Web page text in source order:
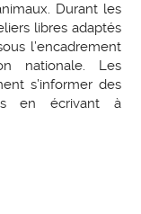
Durant les
libres adaptés
l’encadrement
nationale. Les
s’informer des
en écrivant à